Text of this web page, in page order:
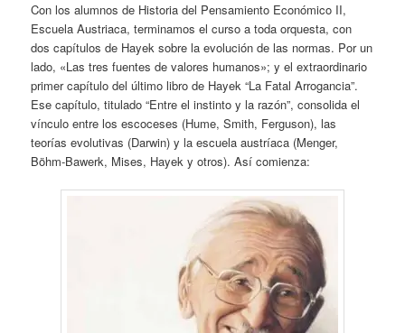
Con los alumnos de Historia del Pensamiento Económico II,
Escuela Austriaca, terminamos el curso a toda orquesta, con
dos capítulos de Hayek sobre la evolución de las normas. Por un
lado, «Las tres fuentes de valores humanos»; y el extraordinario
primer capítulo del último libro de Hayek “La Fatal Arrogancia”.
Ese capítulo, titulado “Entre el instinto y la razón”, consolida el
vínculo entre los escoceses (Hume, Smith, Ferguson), las
teorías evolutivas (Darwin) y la escuela austríaca (Menger,
Böhm-Bawerk, Mises, Hayek y otros). Así comienza: